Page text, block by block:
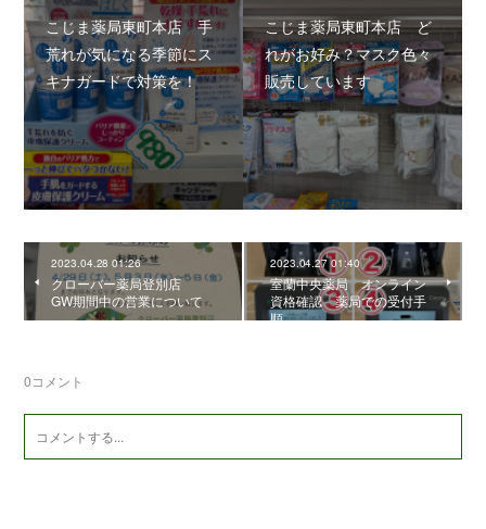
こじま薬局東町本店 手
荒れが気になる季節にス
キナガードで対策を！
こじま薬局東町本店 ど
れがお好み？マスク色々
販売しています
2023.04.28 01:26
クローバー薬局登別店
GW期間中の営業について
2023.04.27 01:40
室蘭中央薬局 オンライン
資格確認 薬局での受付手
順
0コメント